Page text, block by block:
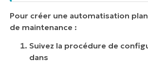
Pour créer une automatisation
de maintenance :
Suivez la procédure de
dans